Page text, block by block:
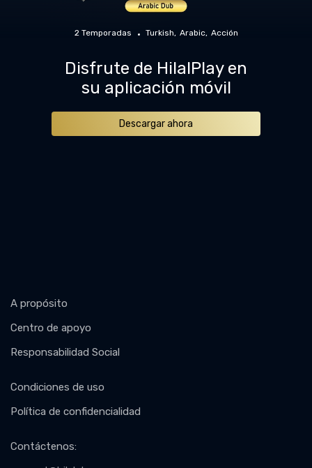
2 Temporadas Turkish Arabic Acción
Disfrute de HilalPlay en
su aplicación móvil
Descargar ahora
A propósito
Centro de apoyo
Responsabilidad Social
Condiciones de uso
Política de confidencialidad
Contáctenos: